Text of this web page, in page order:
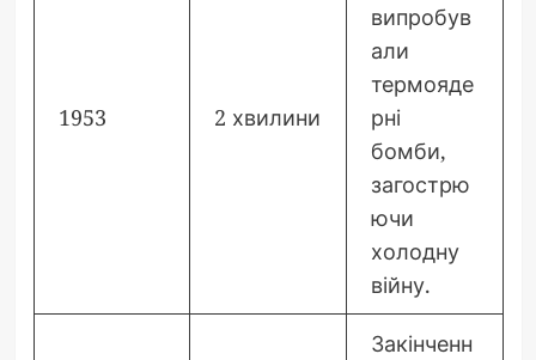
1953 2 хвилини
випробув
али
термояде
рні
бомби,
загострю
ючи
холодну
війну.
Закінченн